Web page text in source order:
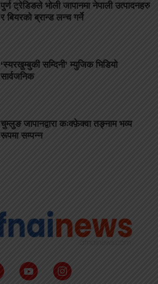
पुर्ण ट्रेडिङले भोली जापानमा नेपाली उत्पादनहरु
र बियरको ब्रान्ड लन्च गर्ने
‘स्यरखुम्बुकी सम्दिनी’ म्युजिक भिडियो
सार्वजनिक
चुम्लुङ जापानद्वारा कःक्फ़ेक्वा तङ्नाम भव्य
रूपमा सम्पन्न